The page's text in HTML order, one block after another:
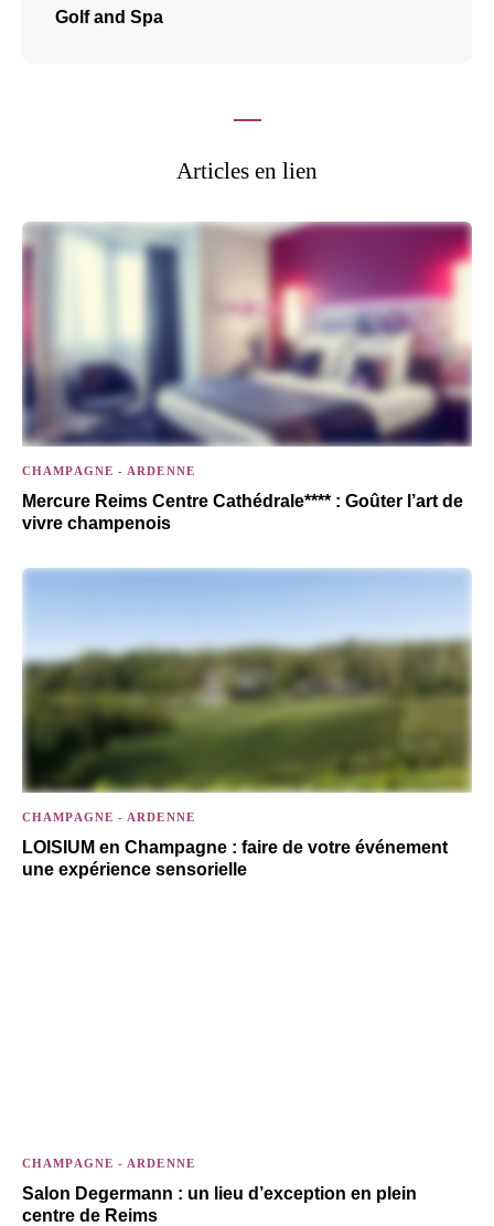
Golf and Spa
Articles en lien
CHAMPAGNE - ARDENNE
Mercure Reims Centre Cathédrale**** : Goûter l’art de
vivre champenois
CHAMPAGNE - ARDENNE
LOISIUM en Champagne : faire de votre événement
une expérience sensorielle
CHAMPAGNE - ARDENNE
Salon Degermann : un lieu d’exception en plein
centre de Reims